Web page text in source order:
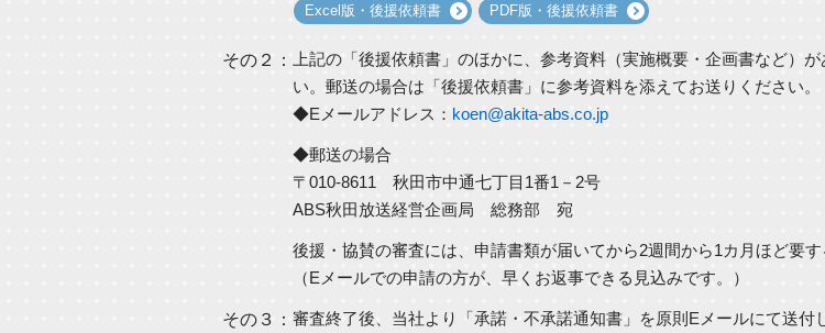
Excel版・後援依頼書 PDF版・後援依頼書
その２ ：
上記の「後援依頼書」のほかに、参考資料（実施概要・企画書など）
い。郵送の場合は「後援依頼書」に参考資料を添えてお送りください。
◆Eメールアドレス： koen@akita-abs.co.jp
◆郵送の場合
〒010-8611 秋田市中通七丁目1番1－2号
ABS秋田放送経営企画局 総務部 宛
後援・協賛の審査には、申請書類が届いてから2週間から1カ月ほど要
（Eメールでの申請の方が、早くお返事できる見込みです。）
その３ ： 審査終了後、当社より「承諾・不承諾通知書」を原則Eメールにて送付